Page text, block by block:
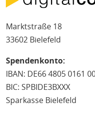
Marktstraße 18
33602 Bielefeld
Spendenkonto:
IBAN: DE66 4805 0161
BIC: SPBIDE3BXXX
Sparkasse Bielefeld